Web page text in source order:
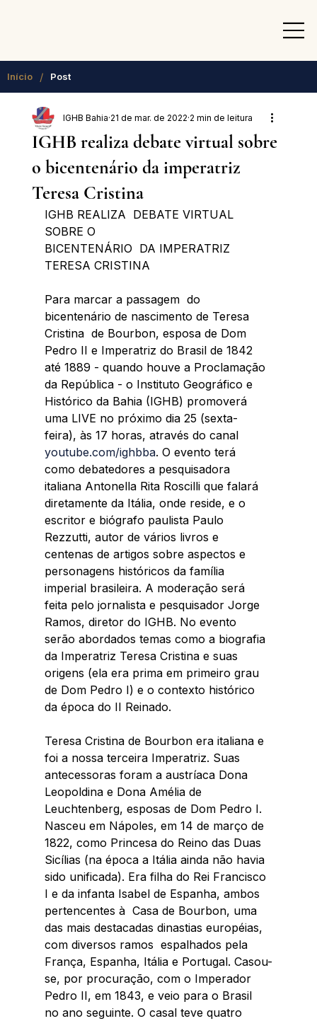
Início / Post
IGHB realiza debate virtual sobre
o bicentenário da imperatriz
Teresa Cristina
IGHB Bahia 21 de mar. de 2022 2 min de leitura
IGHB REALIZA  DEBATE VIRTUAL
SOBRE O
BICENTENÁRIO  DA IMPERATRIZ
TERESA CRISTINA
Para marcar a passagem  do
bicentenário de nascimento de Teresa
Cristina  de Bourbon, esposa de Dom
Pedro II e Imperatriz do Brasil de 1842
até 1889 - quando houve a Proclamação
da República - o Instituto Geográfico e
Histórico da Bahia (IGHB) promoverá
uma LIVE no próximo dia 25 (sexta-
feira), às 17 horas, através do canal
youtube.com/ighbba. O evento terá
como debatedores a pesquisadora
italiana Antonella Rita Roscilli que falará
diretamente da Itália, onde reside, e o
escritor e biógrafo paulista Paulo
Rezzutti, autor de vários livros e
centenas de artigos sobre aspectos e
personagens históricos da família
imperial brasileira. A moderação será
feita pelo jornalista e pesquisador Jorge
Ramos, diretor do IGHB. No evento
serão abordados temas como a biografia
da Imperatriz Teresa Cristina e suas
origens (ela era prima em primeiro grau
de Dom Pedro I) e o contexto histórico
da época do II Reinado.
Teresa Cristina de Bourbon era italiana e
foi a nossa terceira Imperatriz. Suas
antecessoras foram a austríaca Dona
Leopoldina e Dona Amélia de
Leuchtenberg, esposas de Dom Pedro I.
Nasceu em Nápoles, em 14 de março de
1822, como Princesa do Reino das Duas
Sicílias (na época a Itália ainda não havia
sido unificada). Era filha do Rei Francisco
I e da infanta Isabel de Espanha, ambos
pertencentes à  Casa de Bourbon, uma
das mais destacadas dinastias européias,
com diversos ramos  espalhados pela
França, Espanha, Itália e Portugal. Casou-
se, por procuração, com o Imperador
Pedro II, em 1843, e veio para o Brasil
no ano seguinte. O casal teve quatro